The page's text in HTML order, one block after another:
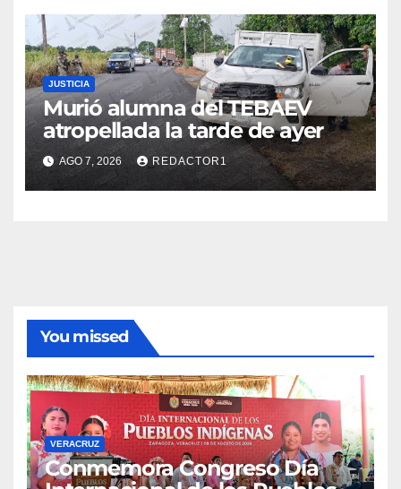
JUSTICIA
Murió alumna del TEBAEV
atropellada la tarde de ayer
AGO 7, 2026 REDACTOR1
You missed
VERACRUZ
Conmemora Congreso Día